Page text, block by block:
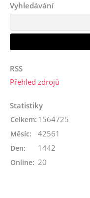
Vyhledávání
RSS
Přehled zdrojů
Statistiky
Online: 20
Celkem: 1564725
Měsíc: 42561
Den: 1442